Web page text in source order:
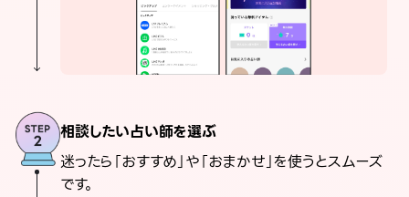
相談したい占い師を選ぶ
迷ったら「おすすめ」や「おまかせ」を使うとスムーズ
です。